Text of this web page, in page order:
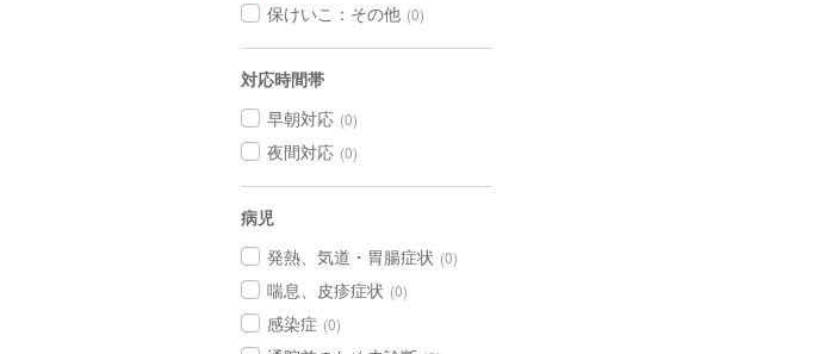
保けいこ：その他 (0)
対応時間帯
早朝対応 (0)
夜間対応 (0)
病児
発熱、気道・胃腸症状 (0)
喘息、皮疹症状 (0)
感染症 (0)